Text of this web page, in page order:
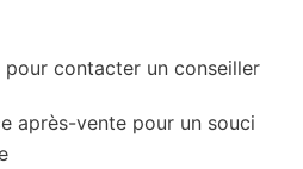
pour contacter un conseiller
après-vente pour un souci